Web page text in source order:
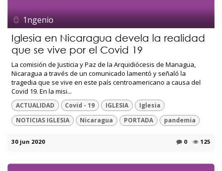
1ngenio
Iglesia en Nicaragua devela la realidad
que se vive por el Covid 19
La comisión de Justicia y Paz de la Arquidiócesis de Managua,
Nicaragua a través de un comunicado lamentó y señaló la
tragedia que se vive en este país centroamericano a causa del
Covid 19. En la misi...
ACTUALIDAD Covid - 19 IGLESIA
Iglesia
NOTICIAS IGLESIA
Nicaragua PORTADA pandemia
30 jun 2020 0 125